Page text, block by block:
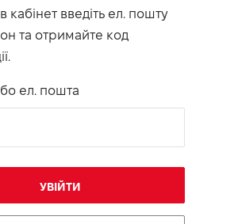
кабінет введіть ел. пошту
та отримайте код
ел. пошта
УВІЙТИ